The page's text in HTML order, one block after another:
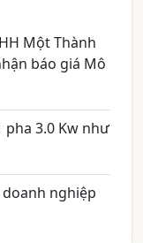
Một Thành
báo giá Mô
3.0 Kw như
nghiệp